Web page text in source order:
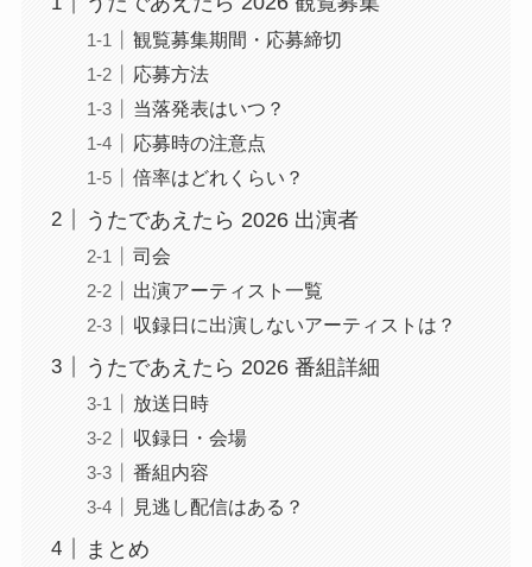
観覧募集期間・応募締切
応募方法
当落発表はいつ？
応募時の注意点
倍率はどれくらい？
うたであえたら 2026 出演者
司会
出演アーティスト一覧
収録日に出演しないアーティストは？
うたであえたら 2026 番組詳細
放送日時
収録日・会場
番組内容
見逃し配信はある？
まとめ